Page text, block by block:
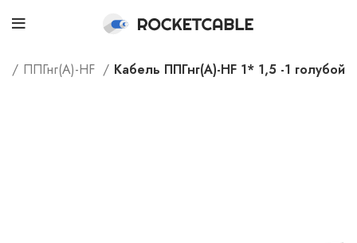
ППГнг(А)-HF Кабель ППГнг(А)-HF 1* 1,5 -1 голубой